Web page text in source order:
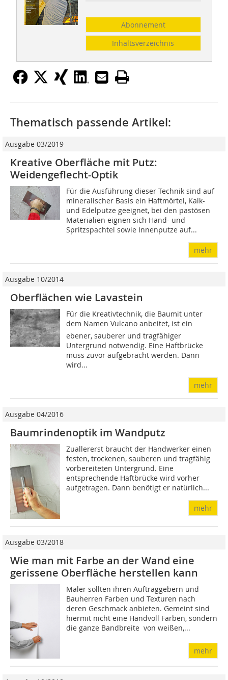
Abonnement
Inhaltsverzeichnis
Thematisch passende Artikel:
Ausgabe 03/2019
Kreative Oberfläche mit Putz:
Weidengeflecht-Optik
Für die Ausführung dieser Technik sind auf
mineralischer Basis ein Haftmörtel, Kalk-
und Edelputze geeignet, bei den pastösen
Materialien eignen sich Hand- und
Spritzspachtel sowie Innenputze auf...
mehr
Ausgabe 10/2014
Oberflächen wie Lavastein
Für die Kreativtechnik, die Baumit unter
dem Namen Vulcano anbeitet, ist ein
ebener, sauberer und tragfähiger
Untergrund notwendig. Eine Haftbrücke
muss zuvor aufgebracht werden. Dann
wird...
mehr
Ausgabe 04/2016
Baumrindenoptik im Wandputz
Zuallererst braucht der Handwerker einen
festen, trockenen, sauberen und tragfähig
vorbereiteten Unter­grund. Eine
entsprechende Haftbrücke wird vorher
aufgetragen. Dann benötigt er natürlich...
mehr
Ausgabe 03/2018
Wie man mit Farbe an der Wand eine
gerissene Oberfläche herstellen kann
Maler sollten ihren Auftraggebern und
Bauherren Farben und Texturen nach
deren Geschmack anbieten. Gemeint sind
hiermit nicht eine Handvoll Farben, sondern
die ganze Bandbreite  von weißen,...
mehr